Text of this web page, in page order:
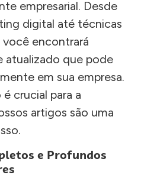
empresarial. Desde
digital até técnicas
encontrará
atualizado que pode
em sua empresa.
crucial para a
artigos são uma
e Profundos